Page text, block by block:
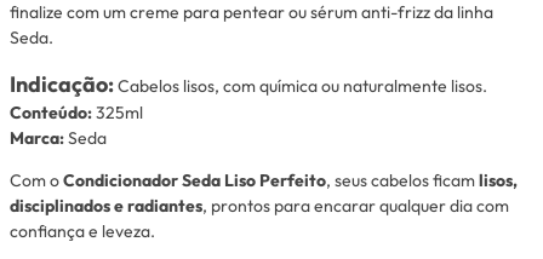
finalize com um creme para pentear ou sérum anti-frizz da linha
Seda.
Indicação:Cabelos lisos, com química ou naturalmente lisos.
Conteúdo:325ml
Marca:Seda
Com oCondicionador Seda Liso Perfeito, seus cabelos ficamlisos,
disciplinados e radiantes, prontos para encarar qualquer dia com
confiança e leveza.